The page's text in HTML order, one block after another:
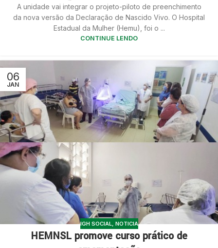
A unidade vai integrar o projeto-piloto de preenchimento
da nova versão da Declaração de Nascido Vivo. O Hospital
Estadual da Mulher (Hemu), foi o ...
CONTINUE LENDO
06
JAN
IGH SOCIAL, NOTICIA
HEMNSL promove curso prático de